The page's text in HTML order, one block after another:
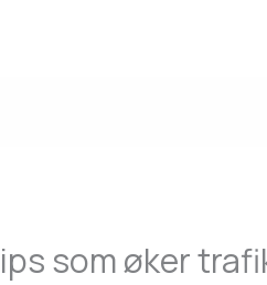
som øker